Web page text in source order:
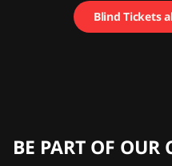
Blind Tickets
BE PART OF